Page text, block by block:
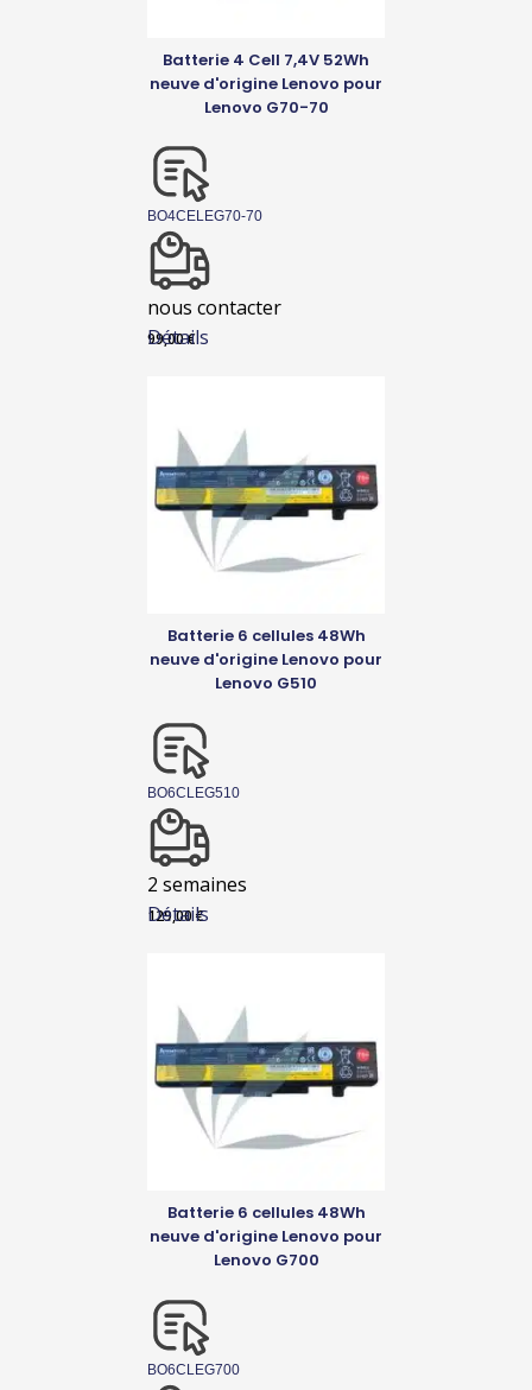
Détails
Batterie 4 Cell 7,4V 52Wh
neuve d'origine Lenovo pour
Lenovo G70-70
BO4CELEG70-70
nous contacter
99,00€
Détails
Batterie 6 cellules 48Wh
neuve d'origine Lenovo pour
Lenovo G510
BO6CLEG510
2 semaines
129,00€
Batterie 6 cellules 48Wh
neuve d'origine Lenovo pour
Lenovo G700
BO6CLEG700